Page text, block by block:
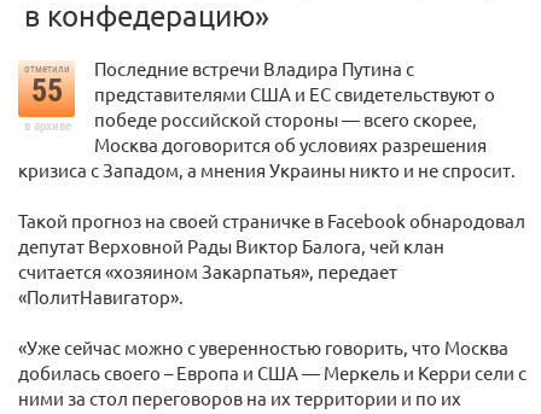
в конфедерацию»
отметили
55
в архиве
Последние встречи Владира Путина с
представителями США и ЕС свидетельствуют о
победе российской стороны — всего скорее,
Москва договорится об условиях разрешения
кризиса с Западом, а мнения Украины никто и не спросит.
Такой прогноз на своей страничке в Facebook обнародовал
депутат Верховной Рады Виктор Балога, чей клан
считается «хозяином Закарпатья», передает
«ПолитНавигатор».
«Уже сейчас можно с уверенностью говорить, что Москва
добилась своего – Европа и США — Меркель и Керри сели с
ними за стол переговоров на их территории и по их